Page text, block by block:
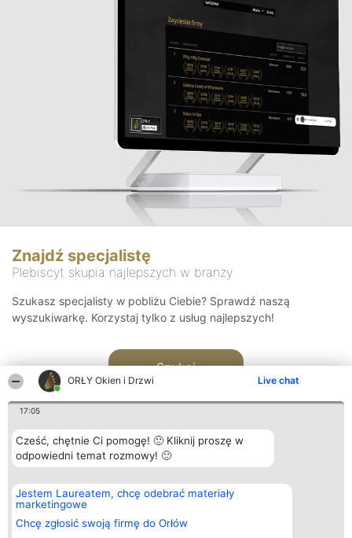
ORŁY Okien i Drzwi Live chat
17:05
Cześć, chętnie Ci pomogę! 🙂 Kliknij proszę w
odpowiedni temat rozmowy! 🙂
Jestem Laureatem, chcę odebrać materiały
marketingowe
Chcę zgłosić swoją firmę do Orłów
Znajdź specjalistę
Plebiscyt skupia najlepszych w branży
Szukasz specjalisty w pobliżu Ciebie? Sprawdź naszą
wyszukiwarkę. Korzystaj tylko z usług najlepszych!
Szukaj
Organizator plebiscytu
Bright Side Solutions sp. z o.
o. sp. k.
ul. Ruska 22
Wrocław 50-079
Plebiscyt
Laureaci
wszystkich
Laureatów
Kontakt
Kontakt